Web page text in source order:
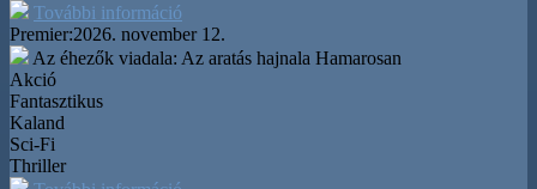
További információ
Premier:2026. november 12.
Az éhezők viadala: Az aratás hajnala Hamarosan
Akció
Fantasztikus
Kaland
Sci-Fi
Thriller